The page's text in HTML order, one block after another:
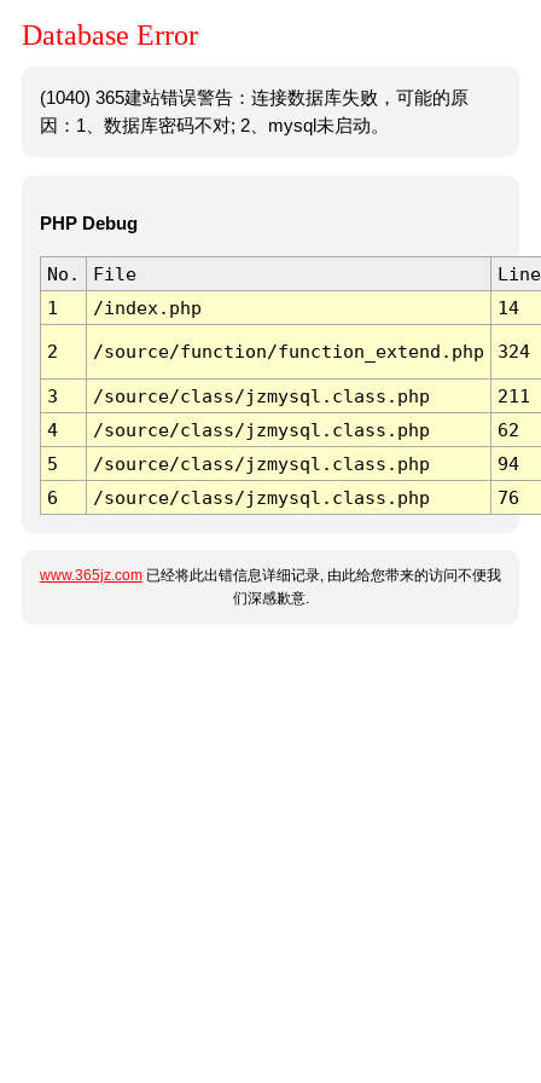
Database Error
(1040) 365建站错误警告：连接数据库失败，可能的原
因：1、数据库密码不对; 2、mysql未启动。
PHP Debug
No. File
Line
1
/index.php 14
2 /source/function/function_extend.php 324
3 /source/class/jzmysql.class.php
211
4
/source/class/jzmysql.class.php
62
5
/source/class/jzmysql.class.php
94
6
/source/class/jzmysql.class.php 76
www.365jz.com 已经将此出错信息详细记录, 由此给您带来的访问不便我
们深感歉意.